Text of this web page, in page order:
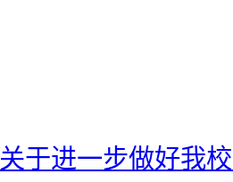
关于进一步做好我